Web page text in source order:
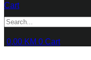
Cart
0,00 KM 0 Cart